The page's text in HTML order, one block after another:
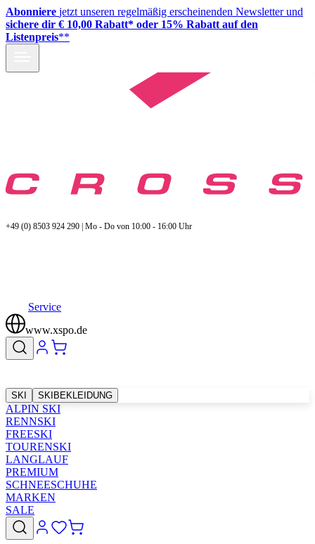
Abonniere jetzt unseren regelmäßig erscheinenden Newsletter und
sichere dir € 10,00 Rabatt* oder 15% Rabatt auf den
Listenpreis**
+49 (0) 8503 924 290 | Mo - Do von 10:00 - 16:00 Uhr
Service
www.xspo.de
SKI SKIBEKLEIDUNG
ALPIN SKI
RENNSKI
FREESKI
TOURENSKI
LANGLAUF
PREMIUM
SCHNEESCHUHE
MARKEN
SALE